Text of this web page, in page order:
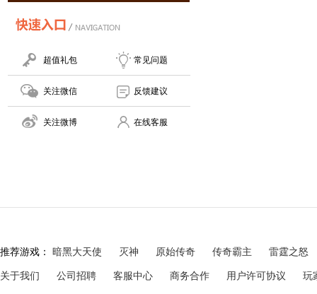
超值礼包 常见问题
关注微信 反馈建议
关注微博 在线客服
推荐游戏： 暗黑大天使 灭神 原始传奇 传奇霸主 雷霆之怒
关于我们 公司招聘 客服中心 商务合作 用户许可协议 玩